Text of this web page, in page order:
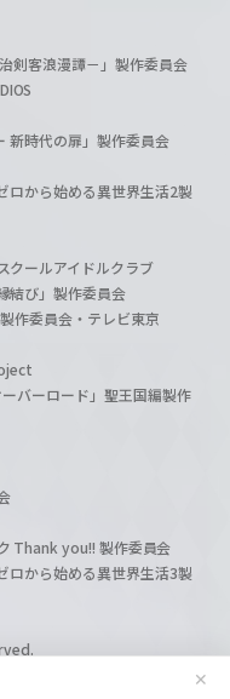
✕
剣客浪漫譚－」製作委員会
新時代の扉」製作委員会
ロから始める異世界生活2製
クールアイドルクラブ
結び」製作委員会
作委員会・テレビ東京
バーロード」聖王国編製作
Thank you!! 製作委員会
ロから始める異世界生活3製